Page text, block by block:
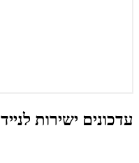
עדכונים ישירות לנייד